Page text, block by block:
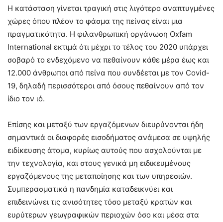
Η κατάσταση γίνεται τραγική στις λιγότερο αναπτυγμένες
χώρες όπου πλέον το φάσμα της πείνας είναι μια
πραγματικότητα. Η φιλανθρωπική οργάνωση Oxfam
International εκτιμά ότι μέχρι το τέλος του 2020 υπάρχει
σοβαρό το ενδεχόμενο να πεθαίνουν κάθε μέρα έως και
12.000 άνθρωποι από πείνα που συνδέεται με τον Covid-
19, δηλαδή περισσότεροι από όσους πεθαίνουν από τον
ίδιο τον ιό.
Επίσης και μεταξύ των εργαζόμενων διευρύνονται ήδη
σημαντικά οι διαφορές εισοδήματος ανάμεσα σε υψηλής
ειδίκευσης άτομα, κυρίως αυτούς που ασχολούνται με
την τεχνολογία, και στους γενικά μη ειδικευμένους
εργαζόμενους της μεταποίησης και των υπηρεσιών.
Συμπερασματικά η πανδημία καταδεικνύει και
επιδεινώνει τις ανισότητες τόσο μεταξύ κρατών και
ευρύτερων γεωγραφικών περιοχών όσο και μέσα στα